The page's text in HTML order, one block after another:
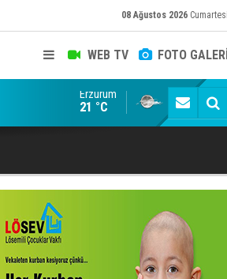
08 Ağustos 2026 Cumartesi
WEB TV FOTO
Konuşanlar'a katıldı,
Erzurum
21 °C